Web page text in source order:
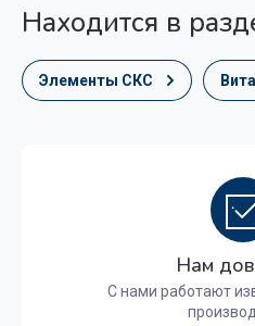
Находится в
Элементы СКС
Нам
С нами работают